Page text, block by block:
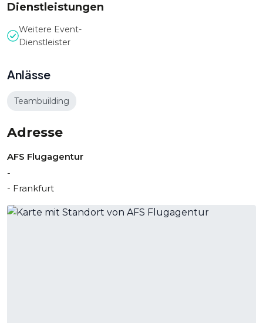
Dienstleistungen
Weitere Event-
Dienstleister
Anlässe
Teambuilding
Adresse
AFS Flugagentur
-
- Frankfurt